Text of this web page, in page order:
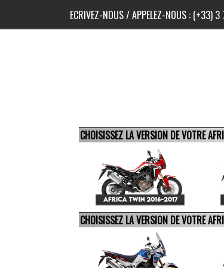
ECRIVEZ-NOUS/ APPELEZ-NOUS : (+33) 3
CHOISISSEZ LA VERSION DE VOTRE
CHOISISSEZ LA VERSION DE VOTRE